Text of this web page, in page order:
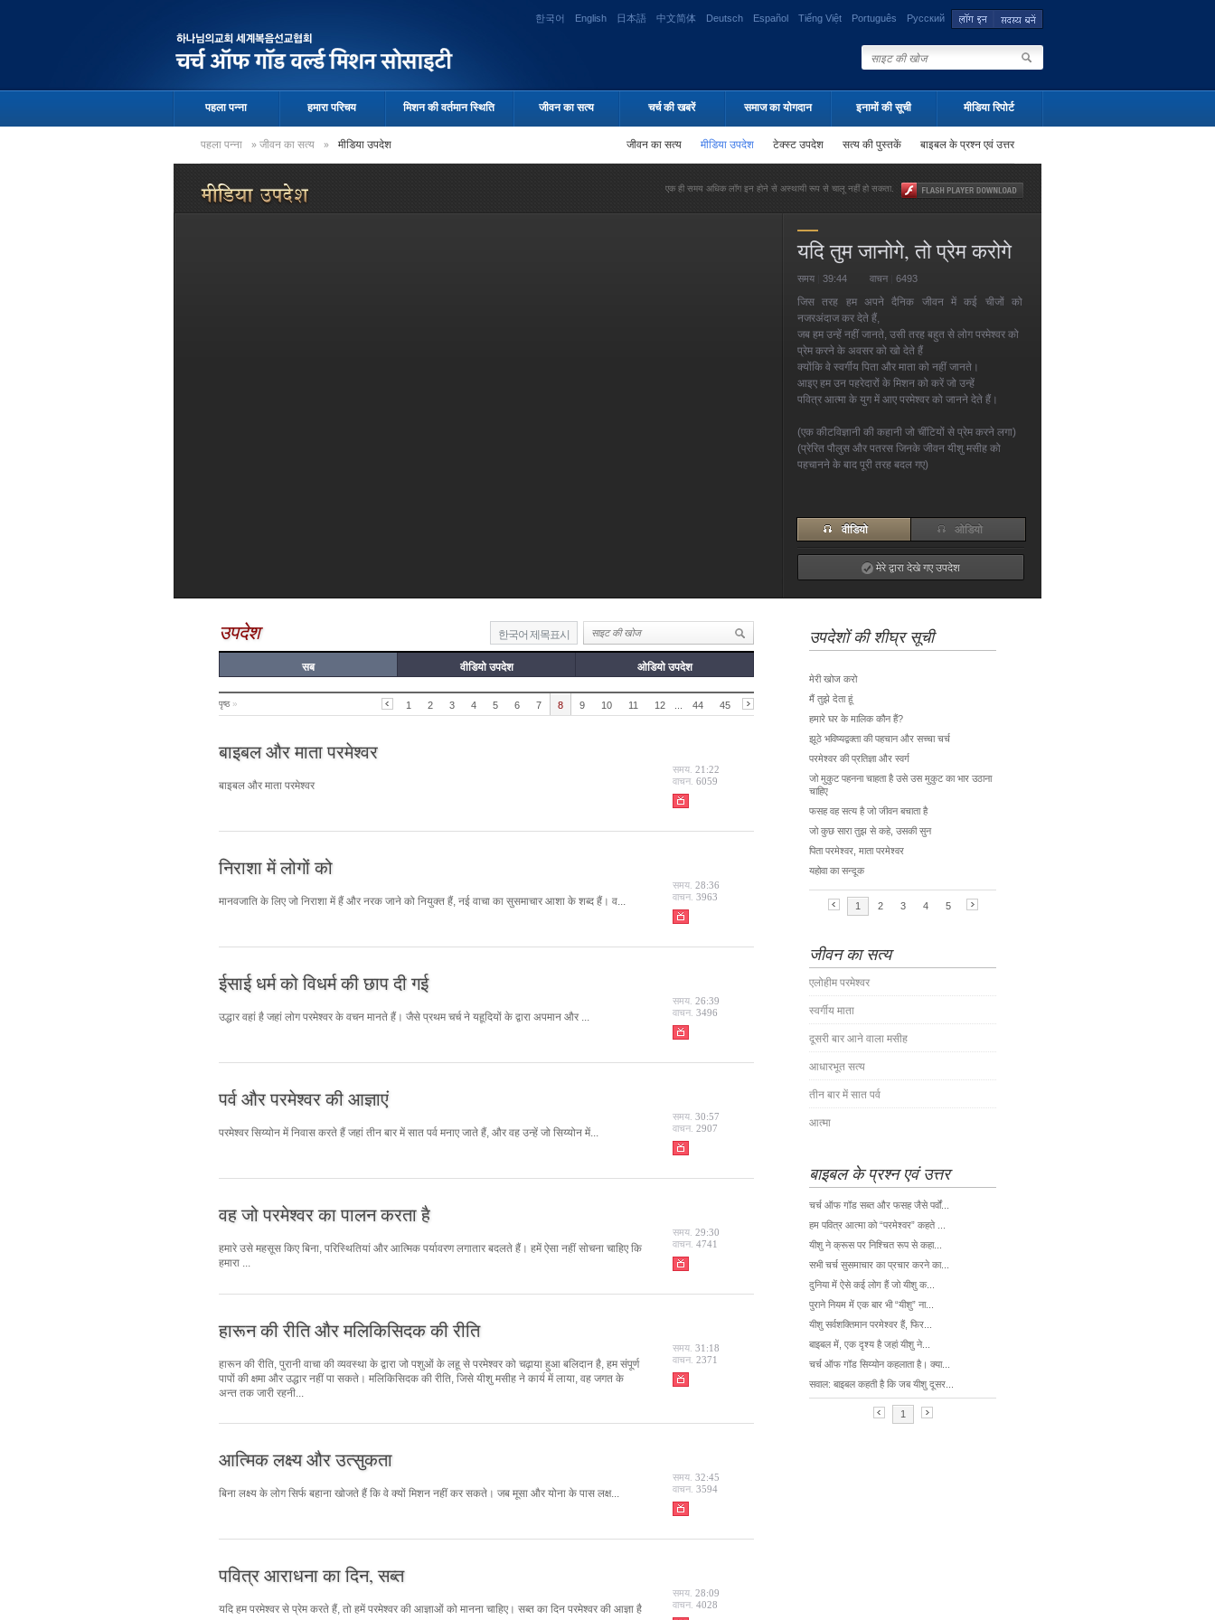
한국어 English 日本語 中文简体 Deutsch Español Tiếng Việt Português Русский
पहला पन्ना हमारा परिचय मिशन की वर्तमान स्थिति जीवन का सत्य चर्च की खबरें समाज का योगदान इनामों की सूची मीडिया रिपोर्ट
पहला पन्ना »जीवन का सत्य » मीडिया उपदेश जीवन का सत्य मीडिया उपदेश टेक्स्ट उपदेश सत्य की पुस्तकें बाइबल के प्रश्न एवं उत्तर
एक ही समय अधिक लॉग इन होने से अस्थायी रूप से चालू नहीं हो सकता.
उपदेश 한국어 제목표시
सब वीडियो उपदेश ओडियो उपदेश
पृष्ठ » 1 2 3 4 5 6 7 8 9 10 11 12 44 45
बाइबल और माता परमेश्वर
बाइबल और माता परमेश्वर
समय. 21:22
वाचन. 6059
निराशा में लोगों को
मानवजाति के लिए जो निराशा में हैं और नरक जाने को नियुक्त हैं, नई वाचा का सुसमाचार आशा के शब्द हैं। व...
समय. 28:36
वाचन. 3963
ईसाई धर्म को विधर्म की छाप दी गई
उद्धार वहां है जहां लोग परमेश्वर के वचन मानते हैं। जैसे प्रथम चर्च ने यहूदियों के द्वारा अपमान और ...
समय. 26:39
वाचन. 3496
पर्व और परमेश्वर की आज्ञाएं
परमेश्वर सिय्योन में निवास करते हैं जहां तीन बार में सात पर्व मनाए जाते हैं, और वह उन्हें जो सिय्योन में...
समय. 30:57
वाचन. 2907
वह जो परमेश्वर का पालन करता है
हमारे उसे महसूस किए बिना, परिस्थितियां और आत्मिक पर्यावरण लगातार बदलते हैं। हमें ऐसा नहीं सोचना चाहिए कि
हमारा ...
समय. 29:30
वाचन. 4741
हारून की रीति और मलिकिसिदक की रीति
हारून की रीति, पुरानी वाचा की व्यवस्था के द्वारा जो पशुओं के लहू से परमेश्वर को चढ़ाया हुआ बलिदान है, हम संपूर्ण
पापों की क्षमा और उद्धार नहीं पा सकते। मलिकिसिदक की रीति, जिसे यीशु मसीह ने कार्य में लाया, वह जगत के
अन्त तक जारी रहनी...
समय. 31:18
वाचन. 2371
आत्मिक लक्ष्य और उत्सुकता
बिना लक्ष्य के लोग सिर्फ बहाना खोजते हैं कि वे क्यों मिशन नहीं कर सकते। जब मूसा और योना के पास लक्ष...
समय. 32:45
वाचन. 3594
पवित्र आराधना का दिन, सब्त
यदि हम परमेश्वर से प्रेम करते हैं, तो हमें परमेश्वर की आज्ञाओं को मानना चाहिए। सब्त का दिन परमेश्वर की आज्ञा है
समय. 28:09
वाचन. 4028
जीवन का सत्य
एलोहीम परमेश्वर
स्वर्गीय माता
दूसरी बार आने वाला मसीह
आधारभूत सत्य
तीन बार में सात पर्व
आत्मा